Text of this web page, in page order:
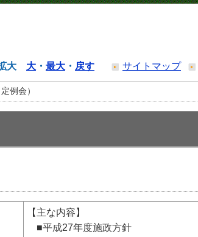
大 大 ・ 最大 ・ 戻す サイトマップ
例会）
【主な内容】
■平成27年度施政方針